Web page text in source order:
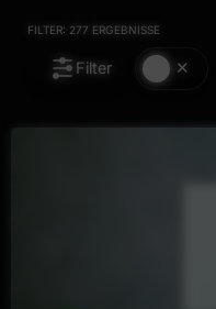
FILTER: 277 ERGEBNISSE
Filter